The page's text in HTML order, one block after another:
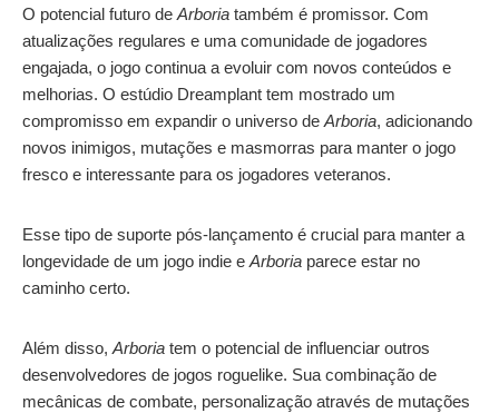
O potencial futuro de Arboria também é promissor. Com
atualizações regulares e uma comunidade de jogadores
engajada, o jogo continua a evoluir com novos conteúdos e
melhorias. O estúdio Dreamplant tem mostrado um
compromisso em expandir o universo de Arboria, adicionando
novos inimigos, mutações e masmorras para manter o jogo
fresco e interessante para os jogadores veteranos.
Esse tipo de suporte pós-lançamento é crucial para manter a
longevidade de um jogo indie e Arboria parece estar no
caminho certo.
Além disso, Arboria tem o potencial de influenciar outros
desenvolvedores de jogos roguelike. Sua combinação de
mecânicas de combate, personalização através de mutações